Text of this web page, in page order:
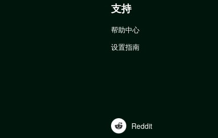
支持
帮助中心
设置指南
Reddit